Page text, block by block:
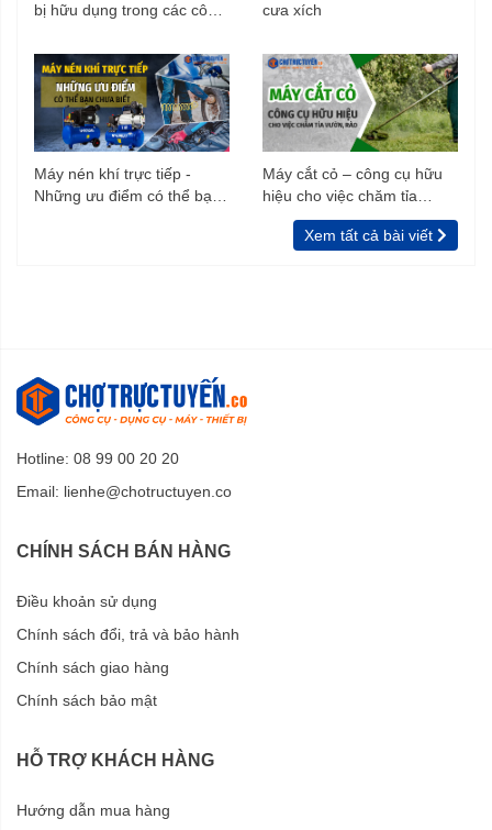
bị hữu dụng trong các công
cưa xích
Máy nén khí trực tiếp -
Những ưu điểm có thể bạn
Máy cắt cỏ – công cụ hữu
hiệu cho việc chăm tỉa
vườn, rào
Xem tất cả bài viết
Hotline: 08 99 00 20 20
Email: lienhe@chotructuyen.co
CHÍNH SÁCH BÁN HÀNG
Điều khoản sử dụng
Chính sách đổi, trả và bảo hành
Chính sách giao hàng
Chính sách bảo mật
HỖ TRỢ KHÁCH HÀNG
Hướng dẫn mua hàng